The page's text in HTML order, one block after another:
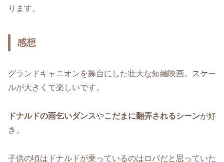
ります。
感想
グランドキャニオンを舞台にした壮大な短編映画。スケー
ルが大きくて楽しいです。
ドナルドの雨乞いダンスやこだまに翻弄されるシーンが好
き。
子供の頃はドナルドが乗っているのはロバだと思っていた